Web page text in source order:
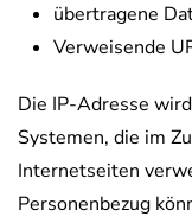
übertragene
Verweisende
Die IP-Adresse
Systemen, die im
Internetseiten
Personenbezug